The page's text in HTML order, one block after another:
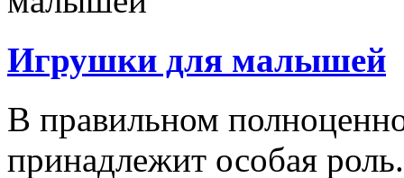
Игрушки для малышей
В правильном
принадлежит особая